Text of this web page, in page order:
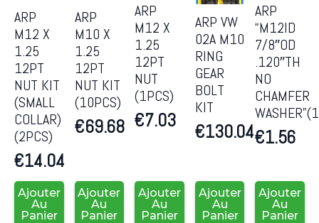
ARP
M12 X
1.25
12PT
NUT KIT
(SMALL
COLLAR)
(2PCS)
€14.04
Ajouter
Au
Panier
ARP
M10 X
1.25
12PT
NUT KIT
(10PCS)
€69.68
Ajouter
Au
Panier
ARP
M12 X
1.25
12PT
NUT
(1PCS)
€7.03
Ajouter
Au
Panier
ARP VW
02A M10
RING
GEAR
BOLT
KIT
€130.04
Ajouter
Au
Panier
ARP
“M12ID
7/8″OD
.120″TH
NO
CHAMFER
€1.56
Ajouter
Au
Panier